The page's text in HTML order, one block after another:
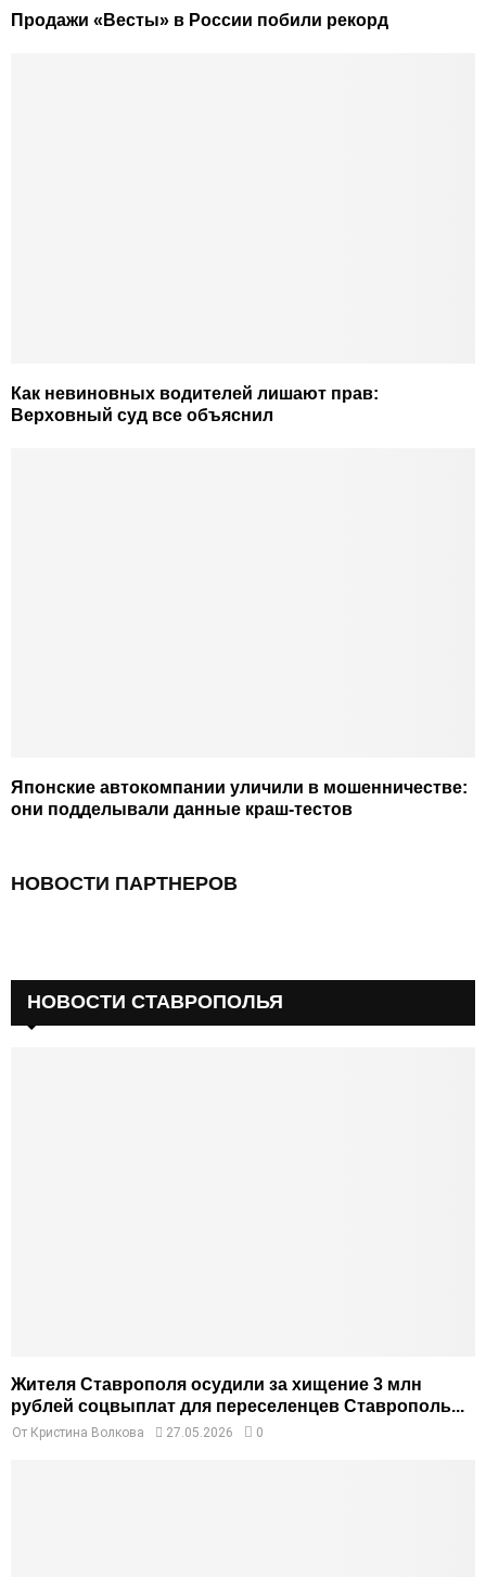
Продажи «Весты» в России побили рекорд
Как невиновных водителей лишают прав:
Верховный суд все объяснил
Японские автокомпании уличили в мошенничестве:
они подделывали данные краш-тестов
НОВОСТИ ПАРТНЕРОВ
НОВОСТИ СТАВРОПОЛЬЯ
Жителя Ставрополя осудили за хищение 3 млн
рублей соцвыплат для переселенцев Ставрополь...
От Кристина Волкова 27.05.2026 0